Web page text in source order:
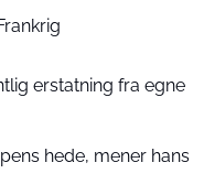
erstatning fra egne
hede, mener hans